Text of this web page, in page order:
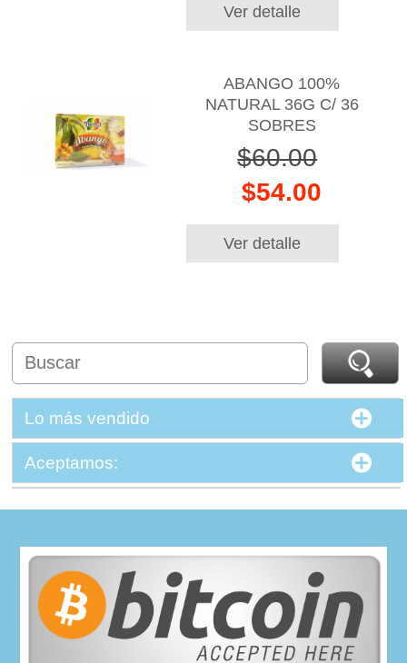
Ver detalle
ABANGO 100%
NATURAL 36G C/ 36
SOBRES
$60.00
$54.00
Ver detalle
Lo más vendido
Aceptamos: